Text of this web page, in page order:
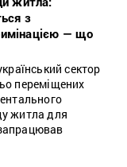
з
— що
сектор
переміщених
житла для